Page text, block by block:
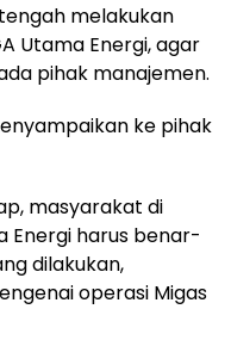
melakukan
Utama Energi, agar
pihak manajemen.
ke pihak
masyarakat di
Energi harus benar-
dilakukan,
operasi Migas